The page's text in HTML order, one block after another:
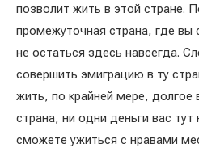
позволит жить в этой стране.
промежуточная страна, где
не остаться здесь навсегда.
совершить эмиграцию в ту
жить, по крайней мере, долгое
страна, ни одни деньги вас
сможете ужиться с нравами